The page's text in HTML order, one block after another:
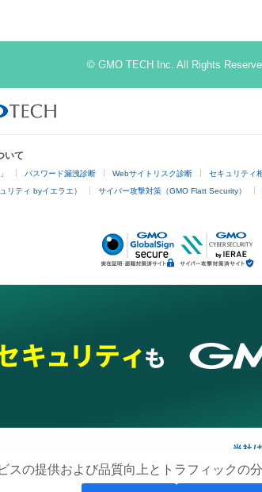
© GMO TECH Inc. All Rights
いて
パスワード漏洩診断 Webサイトリスク診断
セキュリティ
リティ byイエラエ）
サイバー攻撃対策（GMO Flatt Security）
スの提供および品質向上とトラフィックの